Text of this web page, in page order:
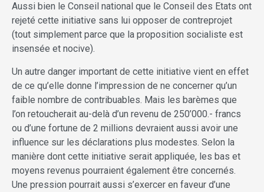
Aussi bien le Conseil national que le Conseil des Etats ont
rejeté cette initiative sans lui opposer de contreprojet
(tout simplement parce que la proposition socialiste est
insensée et nocive).
Un autre danger important de cette initiative vient en effet
de ce qu’elle donne l’impression de ne concerner qu’un
faible nombre de contribuables. Mais les barèmes que
l’on retoucherait au-delà d’un revenu de 250’000.- francs
ou d’une fortune de 2 millions devraient aussi avoir une
influence sur les déclarations plus modestes. Selon la
manière dont cette initiative serait appliquée, les bas et
moyens revenus pourraient également être concernés.
Une pression pourrait aussi s’exercer en faveur d’une